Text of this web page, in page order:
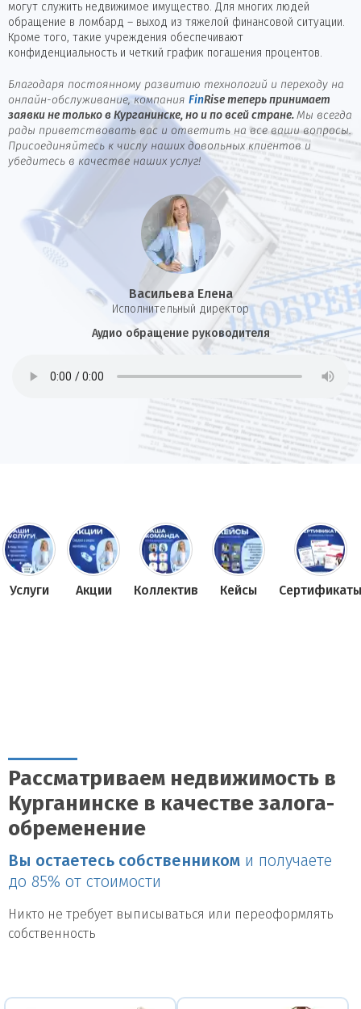
могут служить недвижимое имущество. Для многих людей
обращение в ломбард – выход из тяжелой финансовой ситуации.
Кроме того, такие учреждения обеспечивают
конфиденциальность и четкий график погашения процентов.
Благодаря постоянному развитию технологий и переходу на
онлайн-обслуживание, компания FinRise теперь принимает
заявки не только в Курганинске, но и по всей стране. Мы всегда
рады приветствовать вас и ответить на все ваши вопросы.
Присоединяйтесь к числу наших довольных клиентов и
убедитесь в качестве наших услуг!
Васильева Елена
И сполнительный директор
Аудио обращение руководителя
Услуги Акции Коллектив Кейсы Сертификаты
Рассматриваем недвижимость в
Курганинске в качестве залога-
обременение
Вы остаетесь собственником и получаете
до 85% от стоимости
Никто не требует выписываться или переоформлять
собственность